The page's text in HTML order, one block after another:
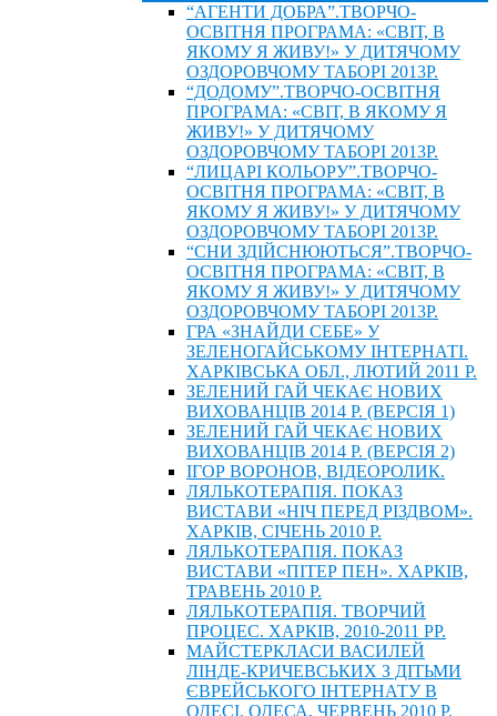
“АГЕНТИ ДОБРА”.ТВОРЧО-
ОСВІТНЯ ПРОГРАМА: «СВІТ, В
ЯКОМУ Я ЖИВУ!» У ДИТЯЧОМУ
ОЗДОРОВЧОМУ ТАБОРІ 2013Р.
“ДОДОМУ”.ТВОРЧО-ОСВІТНЯ
ПРОГРАМА: «СВІТ, В ЯКОМУ Я
ЖИВУ!» У ДИТЯЧОМУ
ОЗДОРОВЧОМУ ТАБОРІ 2013Р.
“ЛИЦАРІ КОЛЬОРУ”.ТВОРЧО-
ОСВІТНЯ ПРОГРАМА: «СВІТ, В
ЯКОМУ Я ЖИВУ!» У ДИТЯЧОМУ
ОЗДОРОВЧОМУ ТАБОРІ 2013Р.
“СНИ ЗДІЙСНЮЮТЬСЯ”.ТВОРЧО-
ОСВІТНЯ ПРОГРАМА: «СВІТ, В
ЯКОМУ Я ЖИВУ!» У ДИТЯЧОМУ
ОЗДОРОВЧОМУ ТАБОРІ 2013Р.
ГРА «ЗНАЙДИ СЕБЕ» У
ЗЕЛЕНОГАЙСЬКОМУ ІНТЕРНАТІ.
ХАРКІВСЬКА ОБЛ., ЛЮТИЙ 2011 Р.
ЗЕЛЕНИЙ ГАЙ ЧЕКАЄ НОВИХ
ВИХОВАНЦІВ 2014 Р. (ВЕРСІЯ 1)
ЗЕЛЕНИЙ ГАЙ ЧЕКАЄ НОВИХ
ВИХОВАНЦІВ 2014 Р. (ВЕРСІЯ 2)
ІГОР ВОРОНОВ, ВІДЕОРОЛИК.
ЛЯЛЬКОТЕРАПІЯ. ПОКАЗ
ВИСТАВИ «НІЧ ПЕРЕД РІЗДВОМ».
ХАРКІВ, СІЧЕНЬ 2010 Р.
ЛЯЛЬКОТЕРАПІЯ. ПОКАЗ
ВИСТАВИ «ПІТЕР ПЕН». ХАРКІВ,
ТРАВЕНЬ 2010 Р.
ЛЯЛЬКОТЕРАПІЯ. ТВОРЧИЙ
ПРОЦЕС. ХАРКІВ, 2010-2011 РР.
МАЙСТЕРКЛАСИ ВАСИЛЕЙ
ЛІНДЕ-КРИЧЕВСЬКИХ З ДІТЬМИ
ЄВРЕЙСЬКОГО ІНТЕРНАТУ В
ОДЕСІ. ОДЕСА, ЧЕРВЕНЬ 2010 Р.